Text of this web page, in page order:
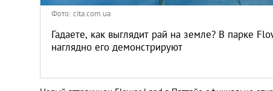
Санкт-Петербург
Фото: cita.com.ua
Гадаете, как выглядит рай на земле? В парке
наглядно его демонстрируют